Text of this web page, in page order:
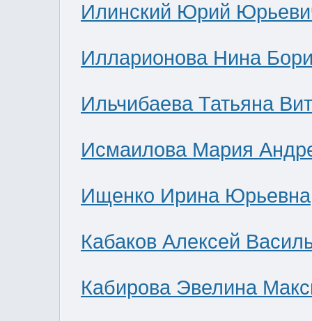
Илинский Юрий
Илларионова Нина
Ильчибаева Татьяна
Исмаилова Мария
Ищенко Ирина Юрьевна
Кабаков Алексей
Кабирова Эвелина